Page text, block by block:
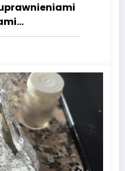
dróg